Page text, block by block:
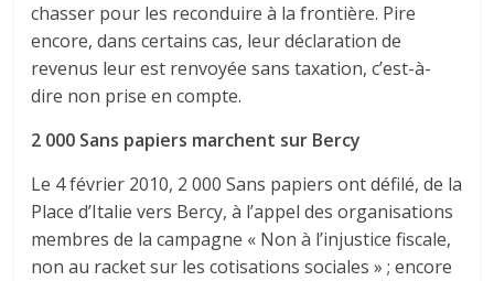
chasser pour les reconduire à la frontière. Pire
encore, dans certains cas, leur déclaration de
revenus leur est renvoyée sans taxation, c’est-à-
dire non prise en compte.
2 000 Sans papiers marchent sur Bercy
Le 4 février 2010, 2 000 Sans papiers ont défilé, de la
Place d’Italie vers Bercy, à l’appel des organisations
membres de la campagne « Non à l’injustice fiscale,
non au racket sur les cotisations sociales » ; encore